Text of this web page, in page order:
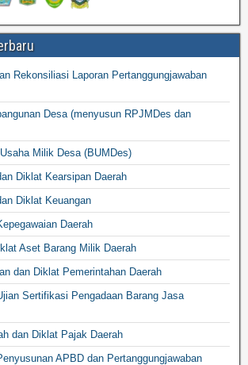
Rekonsiliasi Laporan Pertanggungjawaban
Desa (menyusun RPJMDes dan
Milik Desa (BUMDes)
Diklat Kearsipan Daerah
Diklat Keuangan
Daerah
Aset Barang Milik Daerah
dan Diklat Pemerintahan Daerah
Sertifikasi Pengadaan Barang Jasa
dan Diklat Pajak Daerah
APBD dan Pertanggungjawaban